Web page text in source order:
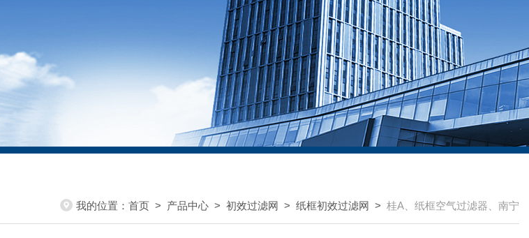
我的位置： 首页 > 产品中心 > 初效过滤网 > 纸框初效过滤网 > 桂A、纸框空气过滤器、南宁